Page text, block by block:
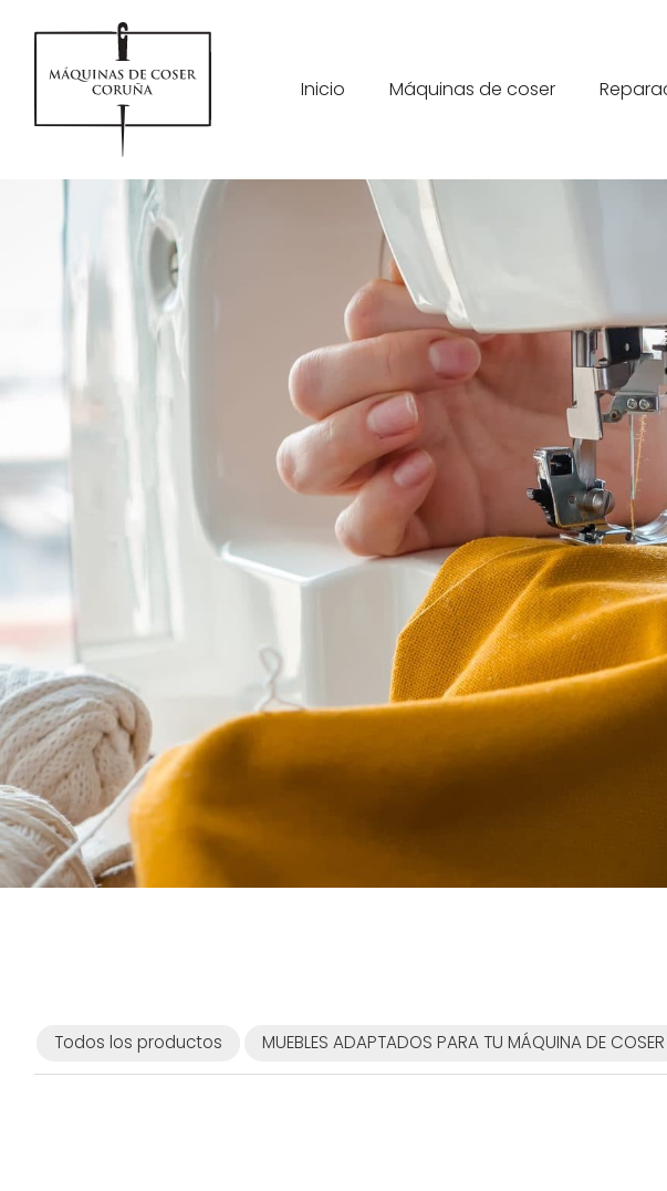
Inicio Máquinas de coser
Todos los productos MUEBLES ADAPTADOS PARA TU MÁQUINA DE COSER